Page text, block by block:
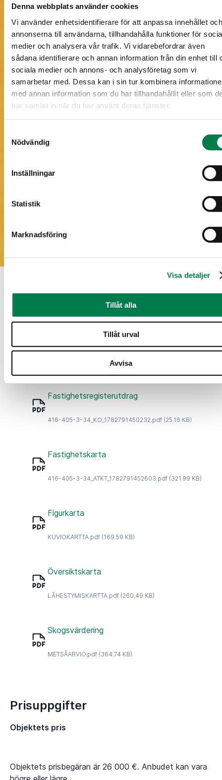
Denna webbplats använder cookies
Vi använder enhetsidentifierare för att anpassa innehållet och
annonserna till användarna, tillhandahålla funktioner för
medier och analysera vår trafik. Vi vidarebefordrar även
sådana identifierare och annan information från din enhet till
sociala medier och annons- och analysföretag som vi
samarbetar med. Dessa kan i sin tur kombinera
med annan information som du har tillhandahållit eller som
har samlat in när du har använt deras tjänster.
Nödvändig
Inställningar
Statistik
Marknadsföring
Visa detaljer
Tillåt alla
Tillåt urval
Avvisa
Information om skogstillgångar på karta
Nedladdningsbart material
Försäljningsbrochyr
Försäljningsbrochyr_260321375_202607090800.pdf
Fastighetsregisterutdrag
416-405-3-34_KO_1782791450232.pdf (25.16 KB)
Fastighetskarta
416-405-3-34_ATKT_1782791452603.pdf (321.99 KB)
Figurkarta
KUVIOKARTTA.pdf (169.59 KB)
Översiktskarta
LÃHESTYMISKARTTA.pdf (260.49 KB)
Skogsvärdering
METSÃARVIO.pdf (364.74 KB)
Prisuppgifter
Objektets pris
Objektets prisbegäran är 26 000 €. Anbudet kan vara